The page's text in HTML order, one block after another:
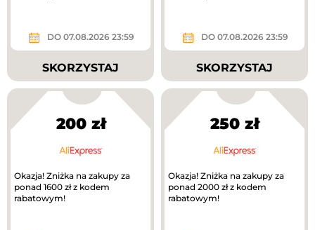
DO 07.08.2026 23:59
SKORZYSTAJ
DO 07.08.2026 23:59
SKORZYSTAJ
200 zł
Okazja! Zniżka na zakupy za
ponad 1600 zł z kodem
rabatowym!
250 zł
Okazja! Zniżka na zakupy za
ponad 2000 zł z kodem
rabatowym!